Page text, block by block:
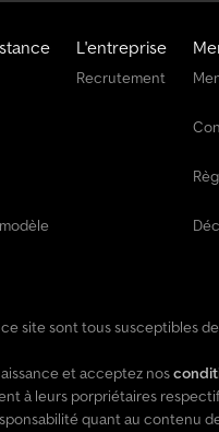
L'entreprise
Recrutement
site sont tous susceptibles
et acceptez nos
à leurs porpriétaires
quant au contenu